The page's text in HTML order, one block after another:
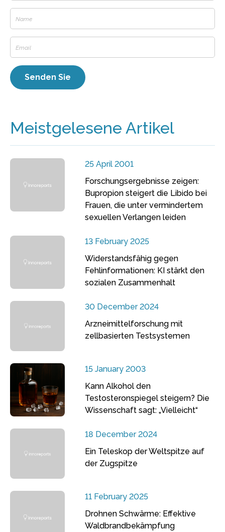
Meistgelesene Artikel
25 April 2001
Forschungsergebnisse zeigen:
Bupropion steigert die Libido bei
Frauen, die unter vermindertem
sexuellen Verlangen leiden
13 February 2025
Widerstandsfähig gegen
Fehlinformationen: KI stärkt den
sozialen Zusammenhalt
30 December 2024
Arzneimittelforschung mit
zellbasierten Testsystemen
15 January 2003
Kann Alkohol den
Testosteronspiegel steigern? Die
Wissenschaft sagt: „Vielleicht“
18 December 2024
Ein Teleskop der Weltspitze auf
der Zugspitze
11 February 2025
Drohnen Schwärme: Effektive
Waldbrandbekämpfung